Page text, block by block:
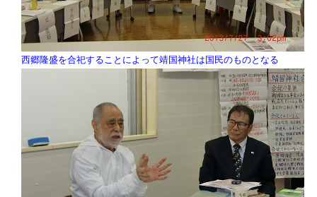
西郷隆盛を合祀することによって靖国神社は国民のものとなる